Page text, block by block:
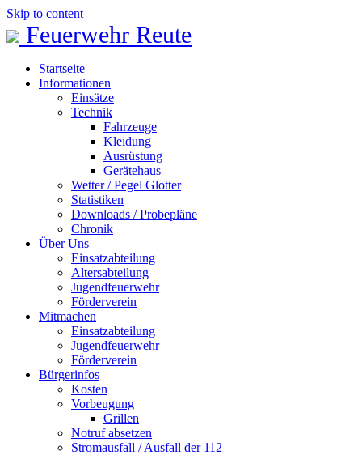
Skip to content
Feuerwehr Reute
Startseite
Informationen
Einsätze
Technik
Fahrzeuge
Kleidung
Ausrüstung
Gerätehaus
Wetter / Pegel Glotter
Statistiken
Downloads / Probepläne
Chronik
Über Uns
Einsatzabteilung
Altersabteilung
Jugendfeuerwehr
Förderverein
Mitmachen
Einsatzabteilung
Jugendfeuerwehr
Förderverein
Bürgerinfos
Kosten
Vorbeugung
Grillen
Notruf absetzen
Stromausfall / Ausfall der 112